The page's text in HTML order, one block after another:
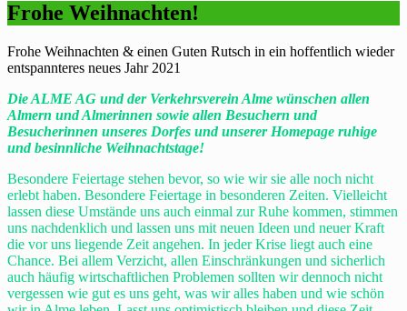
Frohe Weihnachten!
Frohe Weihnachten & einen Guten Rutsch in ein hoffentlich wieder
entspannteres neues Jahr 2021
Die ALME AG und der Verkehrsverein Alme wünschen allen
Almern und Almerinnen sowie allen Besuchern und
Besucherinnen unseres Dorfes und unserer Homepage ruhige
und besinnliche Weihnachtstage!
Besondere Feiertage stehen bevor, so wie wir sie alle noch nicht
erlebt haben. Besondere Feiertage in besonderen Zeiten. Vielleicht
lassen diese Umstände uns auch einmal zur Ruhe kommen, stimmen
uns nachdenklich und lassen uns mit neuen Ideen und neuer Kraft
die vor uns liegende Zeit angehen. In jeder Krise liegt auch eine
Chance. Bei allem Verzicht, allen Einschränkungen und sicherlich
auch häufig wirtschaftlichen Problemen sollten wir dennoch nicht
vergessen wie gut es uns geht, was wir alles haben und wie schön